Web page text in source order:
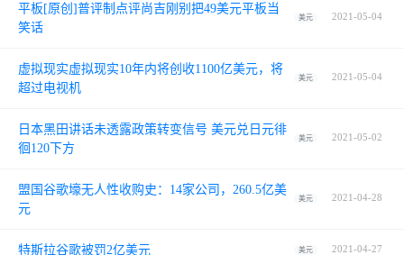
平板[原创]普评制点评尚吉刚别把49美元平板当
笑话
美元 2021-05-04
虚拟现实虚拟现实10年内将创收1100亿美元，将
超过电视机
美元 2021-05-04
日本黑田讲话未透露政策转变信号 美元兑日元徘
徊120下方
美元 2021-05-02
盟国谷歌壕无人性收购史：14家公司，260.5亿美
元
美元 2021-04-28
特斯拉谷歌被罚2亿美元 美元 2021-04-27